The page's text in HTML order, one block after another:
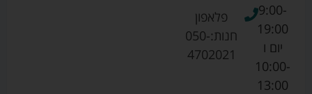
פלאפון
חנות:050-
4702021
9:00-
19:00
יום ו
10:00-
13:00